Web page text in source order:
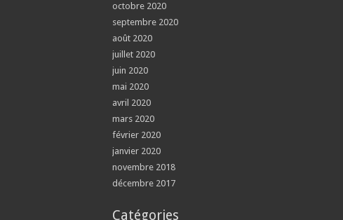
octobre 2020
septembre 2020
août 2020
juillet 2020
juin 2020
mai 2020
avril 2020
mars 2020
février 2020
janvier 2020
novembre 2018
décembre 2017
Catégories